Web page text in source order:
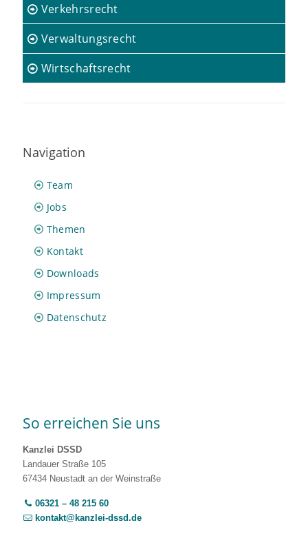
Verkehrsrecht
Verwaltungsrecht
Wirtschaftsrecht
Navigation
Team
Jobs
Themen
Kontakt
Downloads
Impressum
Datenschutz
So erreichen Sie uns
Kanzlei DSSD
Landauer Straße 105
67434 Neustadt an der Weinstraße
06321 – 48 215 60
kontakt@kanzlei-dssd.de